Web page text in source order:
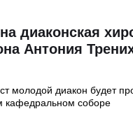
диаконская
Антония
молодой диакон будет
кафедральном соборе